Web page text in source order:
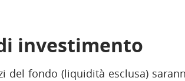
investimento
del fondo (liquidità esclusa)